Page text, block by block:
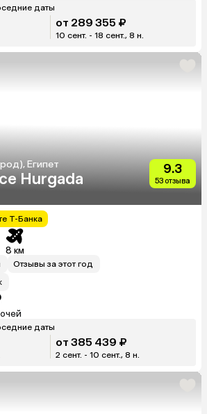
даты
от 289 355 ₽
10 сент. - 18 сент., 8 н.
Египет
Hurgada
9.3
53 отзыва
Т-Банка
8 км
Отзывы за этот год
даты
от 385 439 ₽
2 сент. - 10 сент., 8 н.